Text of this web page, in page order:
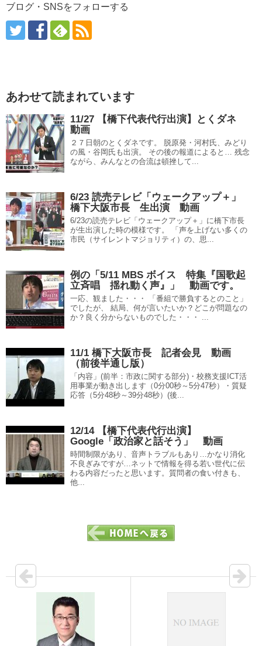
ブログ・SNSをフォローする
あわせて読まれています
11/27 【橋下代表代行出演】とくダネ
動画
２７日朝のとくダネです。 脱原発・河村氏、みどり
の風・谷岡氏も出演。 その後の報道によると… 残念
ながら、みんなとの合流は頓挫して...
6/23 読売テレビ「ウェークアップ＋」
橋下大阪市長 生出演 動画
6/23の読売テレビ「ウェークアップ＋」に橋下市長
が生出演した時の模様です。 「声を上げない多くの
市民（サイレントマジョリティ）の、思...
例の「5/11 MBS ボイス 特集『国歌起
立斉唱 揺れ動く声』」 動画です。
一応、観ました・・・ 「番組で勝負するとのこと」
でしたが、 結局、何が言いたいか？どこが問題なの
か？良く分からないものでした・・・ ...
11/1 橋下大阪市長 記者会見 動画
（前後半通し版）
「内容」(前半：市政に関する部分)・校務支援ICT活
用事業が動き出します（0分00秒～5分47秒）・質疑
応答（5分48秒～39分48秒）(後...
12/14 【橋下代表代行出演】
Google「政治家と話そう」 動画
時間制限があり、音声トラブルもあり…かなり消化
不良ぎみですが…ネットで情報を得る若い世代に伝
わる内容だったと思います。質問者の食い付きも、
他...